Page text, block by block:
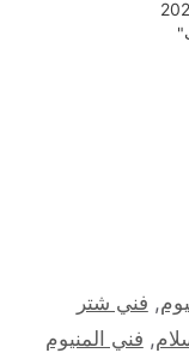
, فني شتر
, فني المنيوم